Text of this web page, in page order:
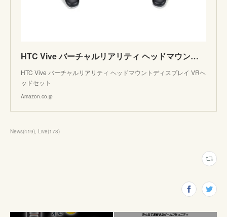
HTC Vive バーチャルリアリティ ヘッドマウントディスプレイ VRヘッドセット [並行輸入品]
HTC Vive バーチャルリアリティ ヘッドマウントディスプレイ VRヘ
ッドセット
Amazon.co.jp
News(419) Live(178)